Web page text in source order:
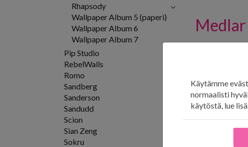
Medlar
Rhapsody
Wallpaper Album 5 (paperi)
Wallpaper Album 6
Wallpaper Album 7
Pip Studio
RebelWalls
Romo
Sandberg
Sanderson
Sandudd
Scion
Sian Zeng
Sokru
Käytämme
normaalisti
käytöstä, lue